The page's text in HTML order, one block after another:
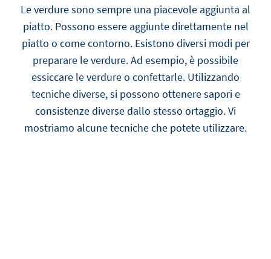
Le verdure sono sempre una piacevole aggiunta al
piatto. Possono essere aggiunte direttamente nel
piatto o come contorno. Esistono diversi modi per
preparare le verdure. Ad esempio, è possibile
essiccare le verdure o confettarle. Utilizzando
tecniche diverse, si possono ottenere sapori e
consistenze diverse dallo stesso ortaggio. Vi
mostriamo alcune tecniche che potete utilizzare.